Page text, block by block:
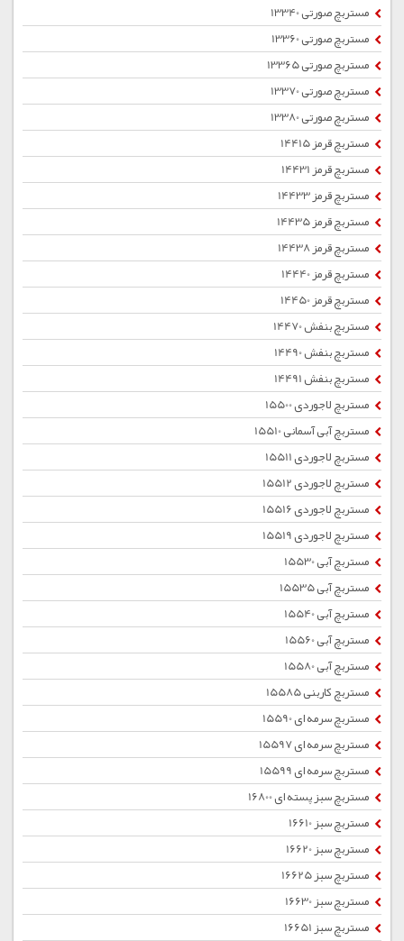
مستربچ صورتی 13340
مستربچ صورتی 13360
مستربچ صورتی 13365
مستربچ صورتی 13370
مستربچ صورتی 13380
مستربچ قرمز 14415
مستربچ قرمز 14431
مستربچ قرمز 14433
مستربچ قرمز 14435
مستربچ قرمز 14438
مستربچ قرمز 14440
مستربچ قرمز 14450
مستربچ بنفش 14470
مستربچ بنفش 14490
مستربچ بنفش 14491
مستربچ لاجوردی 15500
مستربچ آبی آسمانی 15510
مستربچ لاجوردی 15511
مستربچ لاجوردی 15512
مستربچ لاجوردی 15516
مستربچ لاجوردی 15519
مستربچ آبی 15530
مستربچ آبی 15535
مستربچ آبی 15540
مستربچ آبی 15560
مستربچ آبی 15580
مستربچ کاربنی 15585
مستربچ سرمه ای 15590
مستربچ سرمه ای 15597
مستربچ سرمه ای 15599
مستربچ سبز پسته ای 16800
مستربچ سبز 16610
مستربچ سبز 16620
مستربچ سبز 16625
مستربچ سبز 16630
مستربچ سبز 16651